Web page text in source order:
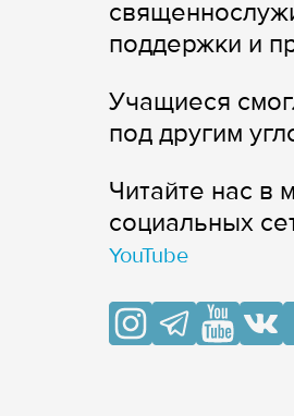
поддержки и
Учащиеся
под другим
Читайте нас в
cоциальных
YouTube